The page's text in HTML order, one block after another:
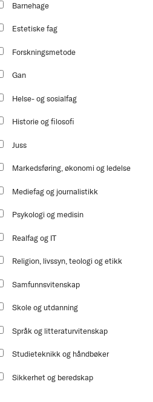
Barnehage
Estetiske fag
Forskningsmetode
Gan
Helse- og sosialfag
Historie og filosofi
Juss
Markedsføring, økonomi og ledelse
Mediefag og journalistikk
Psykologi og medisin
Realfag og IT
Religion, livssyn, teologi og etikk
Samfunnsvitenskap
Skole og utdanning
Språk og litteraturvitenskap
Studieteknikk og håndbøker
Sikkerhet og beredskap